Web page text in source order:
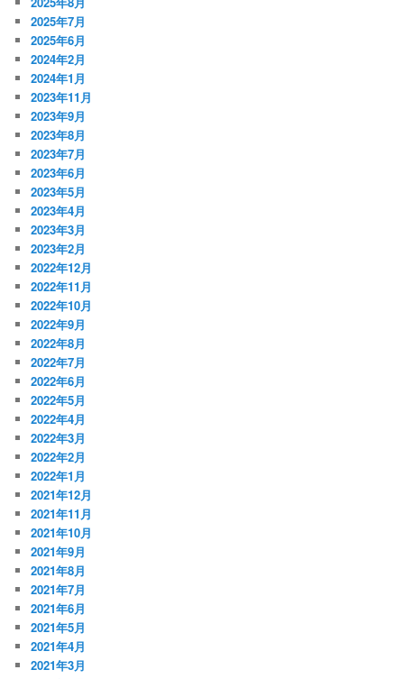
2025年7月
2025年6月
2024年2月
2024年1月
2023年11月
2023年9月
2023年8月
2023年7月
2023年6月
2023年5月
2023年4月
2023年3月
2023年2月
2022年12月
2022年11月
2022年10月
2022年9月
2022年8月
2022年7月
2022年6月
2022年5月
2022年4月
2022年3月
2022年2月
2022年1月
2021年12月
2021年11月
2021年10月
2021年9月
2021年8月
2021年7月
2021年6月
2021年5月
2021年4月
2021年3月